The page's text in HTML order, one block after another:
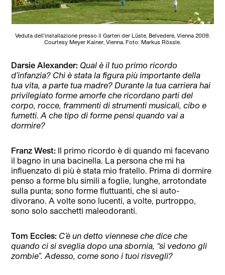
Veduta dell’installazione presso il Garten der Lüste, Belvedere, Vienna 2009.
Courtesy Meyer Kainer, Vienna. Foto: Markus Rössle.
Darsie Alexander: Qual è il tuo primo ricordo
d’infanzia? Chi è stata la figura più importante della
tua vita, a parte tua madre? Durante la tua carriera hai
privilegiato forme amorfe che ricordano parti del
corpo, rocce, frammenti di strumenti musicali, cibo e
fumetti. A che tipo di forme pensi quando vai a
dormire?
Franz West: Il primo ricordo è di quando mi facevano
il bagno in una bacinella. La persona che mi ha
influenzato di più è stata mio fratello. Prima di dormire
penso a forme blu simili a foglie, lunghe, arrotondate
sulla punta; sono forme fluttuanti, che si auto-
divorano. A volte sono lucenti, a volte, purtroppo,
sono solo sacchetti maleodoranti.
Tom Eccles: C’è un detto viennese che dice che
quando ci si sveglia dopo una sbornia, “si vedono gli
zombie”. Adesso, come sono i tuoi risvegli?